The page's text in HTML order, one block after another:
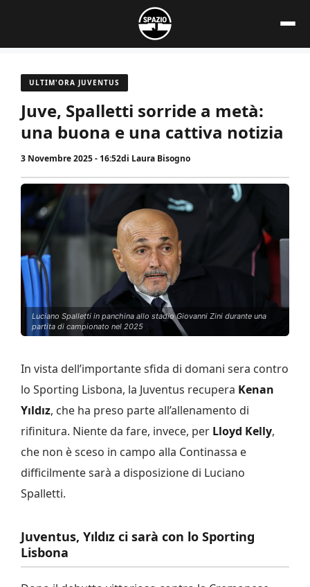
contenuto
ULTIM'ORA JUVENTUS
Juve, Spalletti sorride a metà:
una buona e una cattiva notizia
3 Novembre 2025 - 16:52di Laura Bisogno
Luciano Spalletti in panchina allo stadio Giovanni Zini durante una
partita di campionato nel 2025
In vista dell’importante sfida di domani sera contro
lo Sporting Lisbona, la Juventus recupera Kenan
Yıldız, che ha preso parte all’allenamento di
rifinitura. Niente da fare, invece, per Lloyd Kelly,
che non è sceso in campo alla Continassa e
difficilmente sarà a disposizione di Luciano
Spalletti.
Juventus, Yıldız ci sarà con lo Sporting
Lisbona